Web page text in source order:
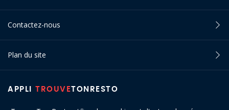
APPLI TROUVETONRESTO
Contactez-nous
Plan du site